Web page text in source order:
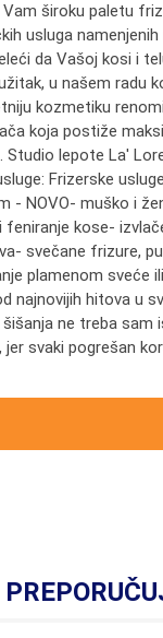
široku paletu
usluga
da Vašoj kosi i
u našem radu
kozmetiku
koja postiže
Studio lepote La'
Frizerske
- NOVO- muško i
feniranje kose-
svečane frizure,
plamenom sveće
najnovijih hitova u
šišanja ne treba sam
jer svaki pogrešan